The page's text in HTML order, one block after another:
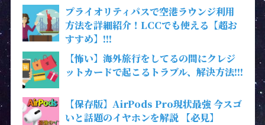
プライオリティパスで空港ラウンジ利用
方法を詳細紹介！LCCでも使える【超お
すすめ】!!!
【怖い】海外旅行をしてるの間にクレジ
ットカードで起こるトラブル、解決方法!!!
【保存版】AirPods Pro現状最強 今スゴ
いと話題のイヤホンを解説 【必見】